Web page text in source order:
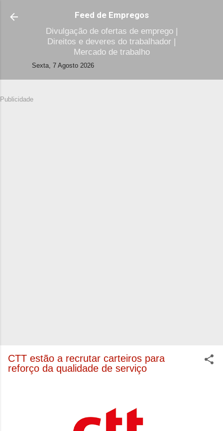
Avançar para o conteúdo principal
Feed de Empregos
Divulgação de ofertas de emprego |
Direitos e deveres do trabalhador |
Mercado de trabalho
Sexta, 7 Agosto 2026
Publicidade
CTT estão a recrutar carteiros para
reforço da qualidade de serviço